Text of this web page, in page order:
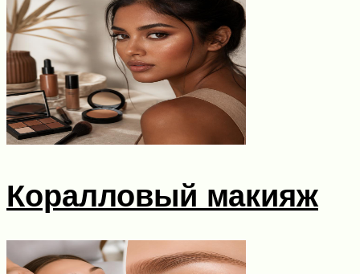
Коралловый макияж